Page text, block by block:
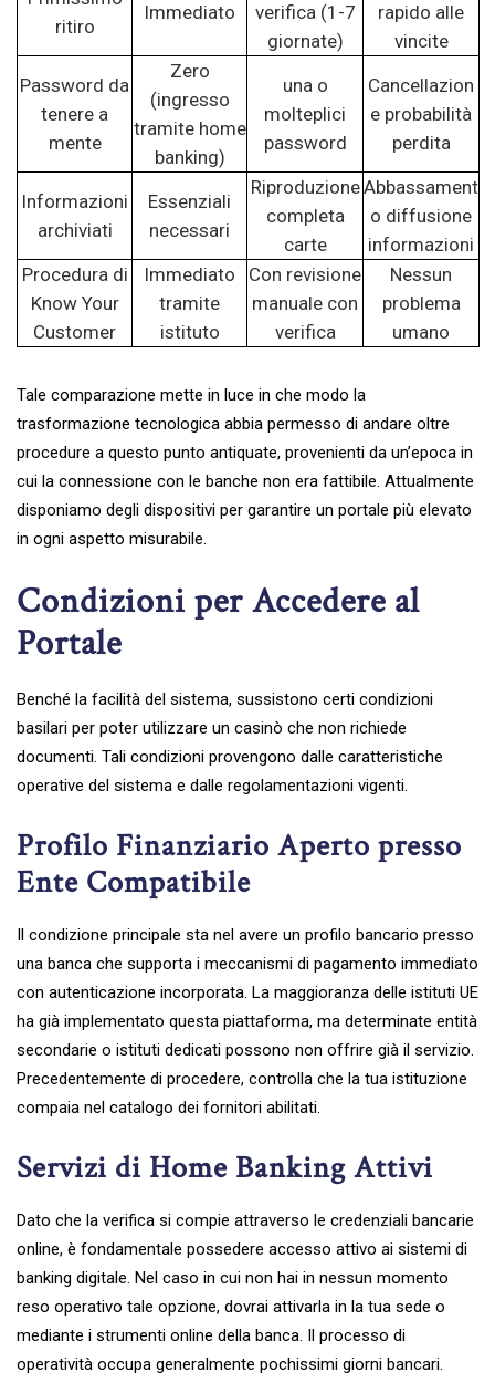
ritiro
Immediato
verifica (1-7
giornate)
rapido alle
vincite
Password da
tenere a
mente
Zero
(ingresso
tramite home
banking)
una o
molteplici
password
Cancellazion
e probabilità
perdita
Informazioni
archiviati
Essenziali
necessari
Riproduzione
completa
carte
Abbassament
o diffusione
informazioni
Procedura di
Know Your
Customer
Immediato
tramite
istituto
Con revisione
manuale con
verifica
Nessun
problema
umano
Tale comparazione mette in luce in che modo la
trasformazione tecnologica abbia permesso di andare oltre
procedure a questo punto antiquate, provenienti da un’epoca in
cui la connessione con le banche non era fattibile. Attualmente
disponiamo degli dispositivi per garantire un portale più elevato
in ogni aspetto misurabile.
Condizioni per Accedere al
Portale
Benché la facilità del sistema, sussistono certi condizioni
basilari per poter utilizzare un casinò che non richiede
documenti. Tali condizioni provengono dalle caratteristiche
operative del sistema e dalle regolamentazioni vigenti.
Profilo Finanziario Aperto presso
Ente Compatibile
Il condizione principale sta nel avere un profilo bancario presso
una banca che supporta i meccanismi di pagamento immediato
con autenticazione incorporata. La maggioranza delle istituti UE
ha già implementato questa piattaforma, ma determinate entità
secondarie o istituti dedicati possono non offrire già il servizio.
Precedentemente di procedere, controlla che la tua istituzione
compaia nel catalogo dei fornitori abilitati.
Servizi di Home Banking Attivi
Dato che la verifica si compie attraverso le credenziali bancarie
online, è fondamentale possedere accesso attivo ai sistemi di
banking digitale. Nel caso in cui non hai in nessun momento
reso operativo tale opzione, dovrai attivarla in la tua sede o
mediante i strumenti online della banca. Il processo di
operatività occupa generalmente pochissimi giorni bancari.